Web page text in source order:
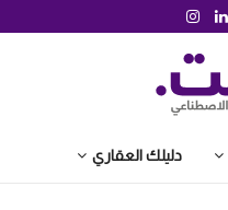
دليلك العقاري